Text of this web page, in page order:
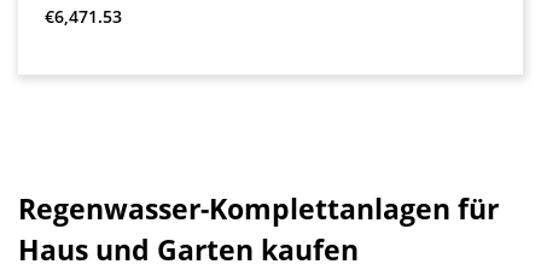
Regular price:
€6,471.53
Regenwasser-Komplettanlagen für
Haus und Garten kaufen